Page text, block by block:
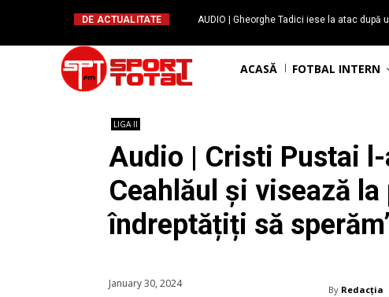
DE ACTUALITATE
AUDIO | Gheorghe Tadici iese la atac după
ACASĂ FOTBAL INTERN
LIGA II
Audio | Cristi Pustai
Ceahlăul și visează
îndreptățiți să
January 30, 2024 By Redacția